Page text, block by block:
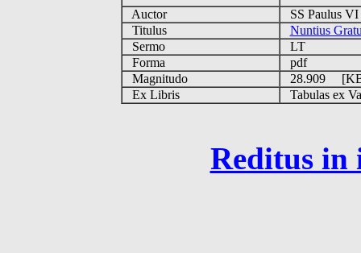
Auctor
SS Paulus
Titulus
Nuntius
Sermo
LT
Forma
pdf
Magnitudo
28.909
Ex Libris
Tabulas ex
Reditus in